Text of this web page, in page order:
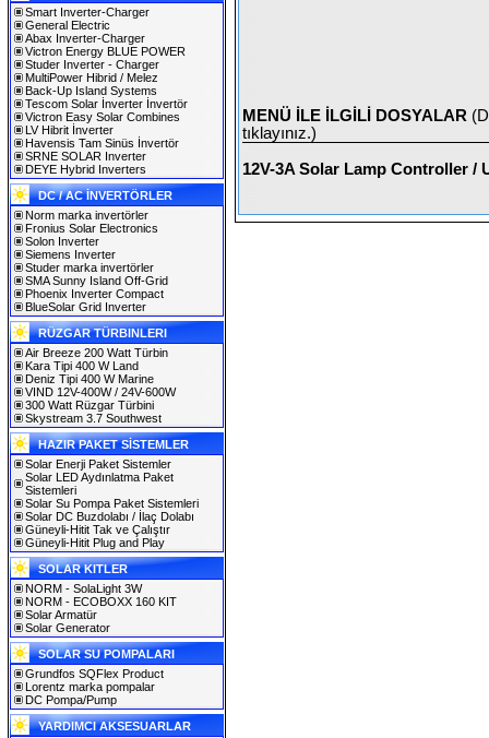
Smart Inverter-Charger
General Electric
Abax Inverter-Charger
Victron Energy BLUE POWER
Studer Inverter - Charger
MultiPower Hibrid / Melez
Back-Up Island Systems
Tescom Solar İnverter İnvertör
Victron Easy Solar Combines
LV Hibrit İnverter
Havensis Tam Sinüs İnvertör
SRNE SOLAR Inverter
DEYE Hybrid Inverters
DC / AC İNVERTÖRLER
Norm marka invertörler
Fronius Solar Electronics
Solon Inverter
Siemens Inverter
Studer marka invertörler
SMA Sunny Island Off-Grid
Phoenix Inverter Compact
BlueSolar Grid Inverter
RÜZGAR TÜRBINLERI
Air Breeze 200 Watt Türbin
Kara Tipi 400 W Land
Deniz Tipi 400 W Marine
VIND 12V-400W / 24V-600W
300 Watt Rüzgar Türbini
Skystream 3.7 Southwest
HAZIR PAKET SİSTEMLER
Solar Enerji Paket Sistemler
Solar LED Aydınlatma Paket
Sistemleri
Solar Su Pompa Paket Sistemleri
Solar DC Buzdolabı / İlaç Dolabı
Güneyli-Hitit Tak ve Çalıştır
Güneyli-Hitit Plug and Play
SOLAR KITLER
NORM - SolaLight 3W
NORM - ECOBOXX 160 KIT
Solar Armatür
Solar Generator
SOLAR SU POMPALARI
Grundfos SQFlex Product
Lorentz marka pompalar
DC Pompa/Pump
YARDIMCI AKSESUARLAR
MENÜ İLE İLGİLİ DOSYALAR
tıklayınız.)
12V-3A Solar Lamp Controller /